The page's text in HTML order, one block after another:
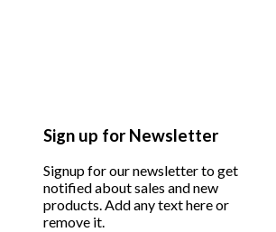
Sign up for Newsletter
Signup for our newsletter to get
notified about sales and new
products. Add any text here or
remove it.